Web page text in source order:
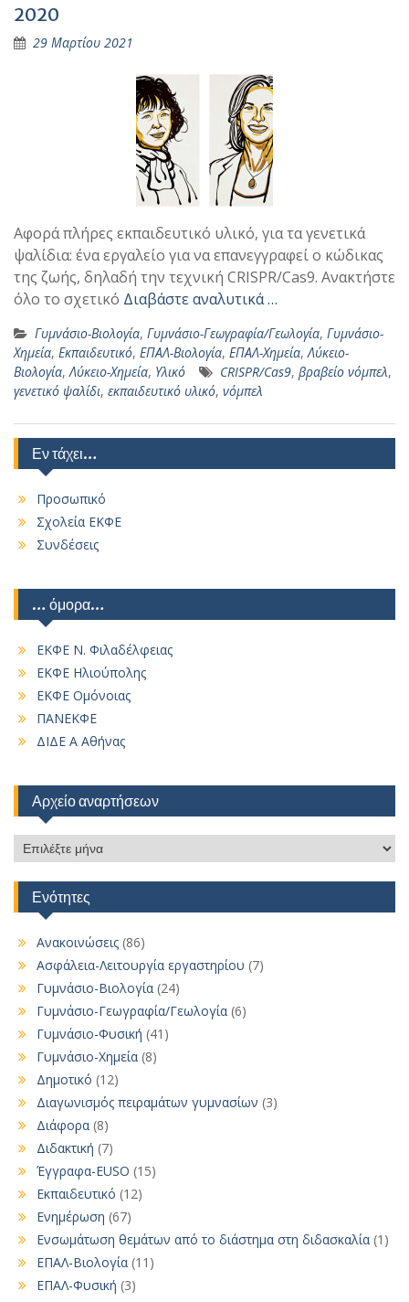
2020
29 Μαρτίου 2021
Αφορά πλήρες εκπαιδευτικό υλικό, για τα γενετικά
ψαλίδια: ένα εργαλείο για να επανεγγραφεί ο κώδικας
της ζωής, δηλαδή την τεχνική CRISPR/Cas9. Ανακτήστε
όλο το σχετικό Διαβάστε αναλυτικά …
Γυμνάσιο-Βιολογία, Γυμνάσιο-Γεωγραφία/Γεωλογία, Γυμνάσιο-
Χημεία, Εκπαιδευτικό, ΕΠΑΛ-Βιολογία, ΕΠΑΛ-Χημεία,Λύκειο-
Βιολογία,Λύκειο-Χημεία, Υλικό CRISPR/Cas9, βραβείο νόμπελ,
γενετικό ψαλίδι, εκπαιδευτικό υλικό, νόμπελ
Εν τάχει…
Προσωπικό
Σχολεία ΕΚΦΕ
Συνδέσεις
… όμορα…
ΕΚΦΕ Ν. Φιλαδέλφειας
ΕΚΦΕ Ηλιούπολης
ΕΚΦΕ Ομόνοιας
ΠΑΝΕΚΦΕ
ΔΙΔΕ Α Αθήνας
Αρχείο αναρτήσεων
Αρχείο
αναρτήσεων
Ενότητες
Ανακοινώσεις (86)
Ασφάλεια-Λειτουργία εργαστηρίου (7)
Γυμνάσιο-Βιολογία (24)
Γυμνάσιο-Γεωγραφία/Γεωλογία (6)
Γυμνάσιο-Φυσική (41)
Γυμνάσιο-Χημεία (8)
Δημοτικό (12)
Διαγωνισμός πειραμάτων γυμνασίων (3)
Διάφορα (8)
Διδακτική (7)
Έγγραφα-EUSO (15)
Εκπαιδευτικό (12)
Ενημέρωση (67)
Ενσωμάτωση θεμάτων από το διάστημα στη διδασκαλία (1)
ΕΠΑΛ-Βιολογία (11)
ΕΠΑΛ-Φυσική (3)